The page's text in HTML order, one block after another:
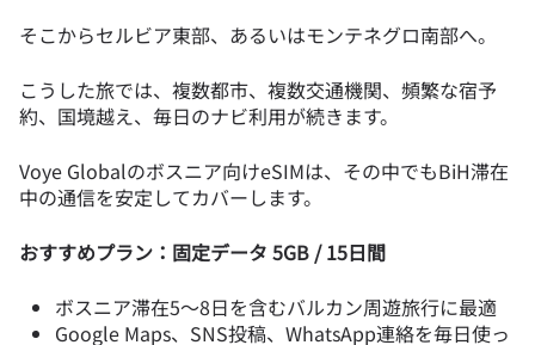
そこからセルビア東部、あるいはモンテネグロ南部へ。
こうした旅では、複数都市、複数交通機関、頻繁な宿予
約、国境越え、毎日のナビ利用が続きます。
Voye Globalのボスニア向けeSIMは、その中でもBiH滞在
中の通信を安定してカバーします。
おすすめプラン：固定データ 5GB / 15日間
ボスニア滞在5〜8日を含むバルカン周遊旅行に最適
Google Maps、SNS投稿、WhatsApp連絡を毎日使っ